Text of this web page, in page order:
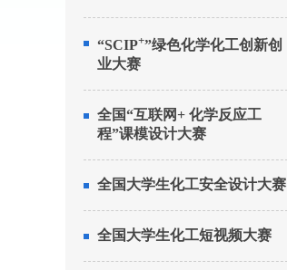
“SCIP+”绿色化学化工创新创
业大赛
全国“互联网+ 化学反应工
程”课模设计大赛
全国大学生化工安全设计大赛
全国大学生化工短视频大赛